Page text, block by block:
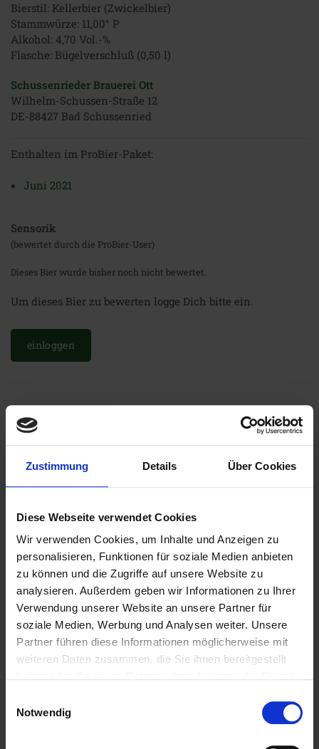
Zustimmung Details Über Cookies
Diese Webseite verwendet Cookies
Wir verwenden Cookies, um Inhalte und Anzeigen zu
personalisieren, Funktionen für soziale Medien anbieten
zu können und die Zugriffe auf unsere Website zu
analysieren. Außerdem geben wir Informationen zu Ihrer
Verwendung unserer Website an unsere Partner für
soziale Medien, Werbung und Analysen weiter. Unsere
Partner führen diese Informationen möglicherweise mit
weiteren Daten zusammen, die Sie ihnen bereitgestellt
Notwendig
Bierstil: Kellerbier (Zwickelbier)
Stammwürze: 11,00° P
Alkohol: 4,70 Vol.-%
Flasche: Bügelverschluß (0,50 l)
Schussenrieder Brauerei Ott
Wilhelm-Schussen-Straße 12
DE-88427 Bad Schussenried
Enthalten im ProBier-Paket:
Juni 2021
Sensorik
(bewertet durch die ProBier-User)
Dieses Bier wurde bisher noch nicht bewertet.
Um dieses Bier zu bewerten logge Dich bitte ein.
einloggen
Weitere Biere der Brauerei
Weitere Biere des Bierstils
Kellerbier (Zwickelbier)